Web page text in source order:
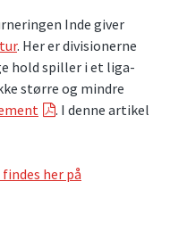
Inde giver
. Her er divisionerne
hold spiller i et liga-
større og mindre
. I denne artikel
her på